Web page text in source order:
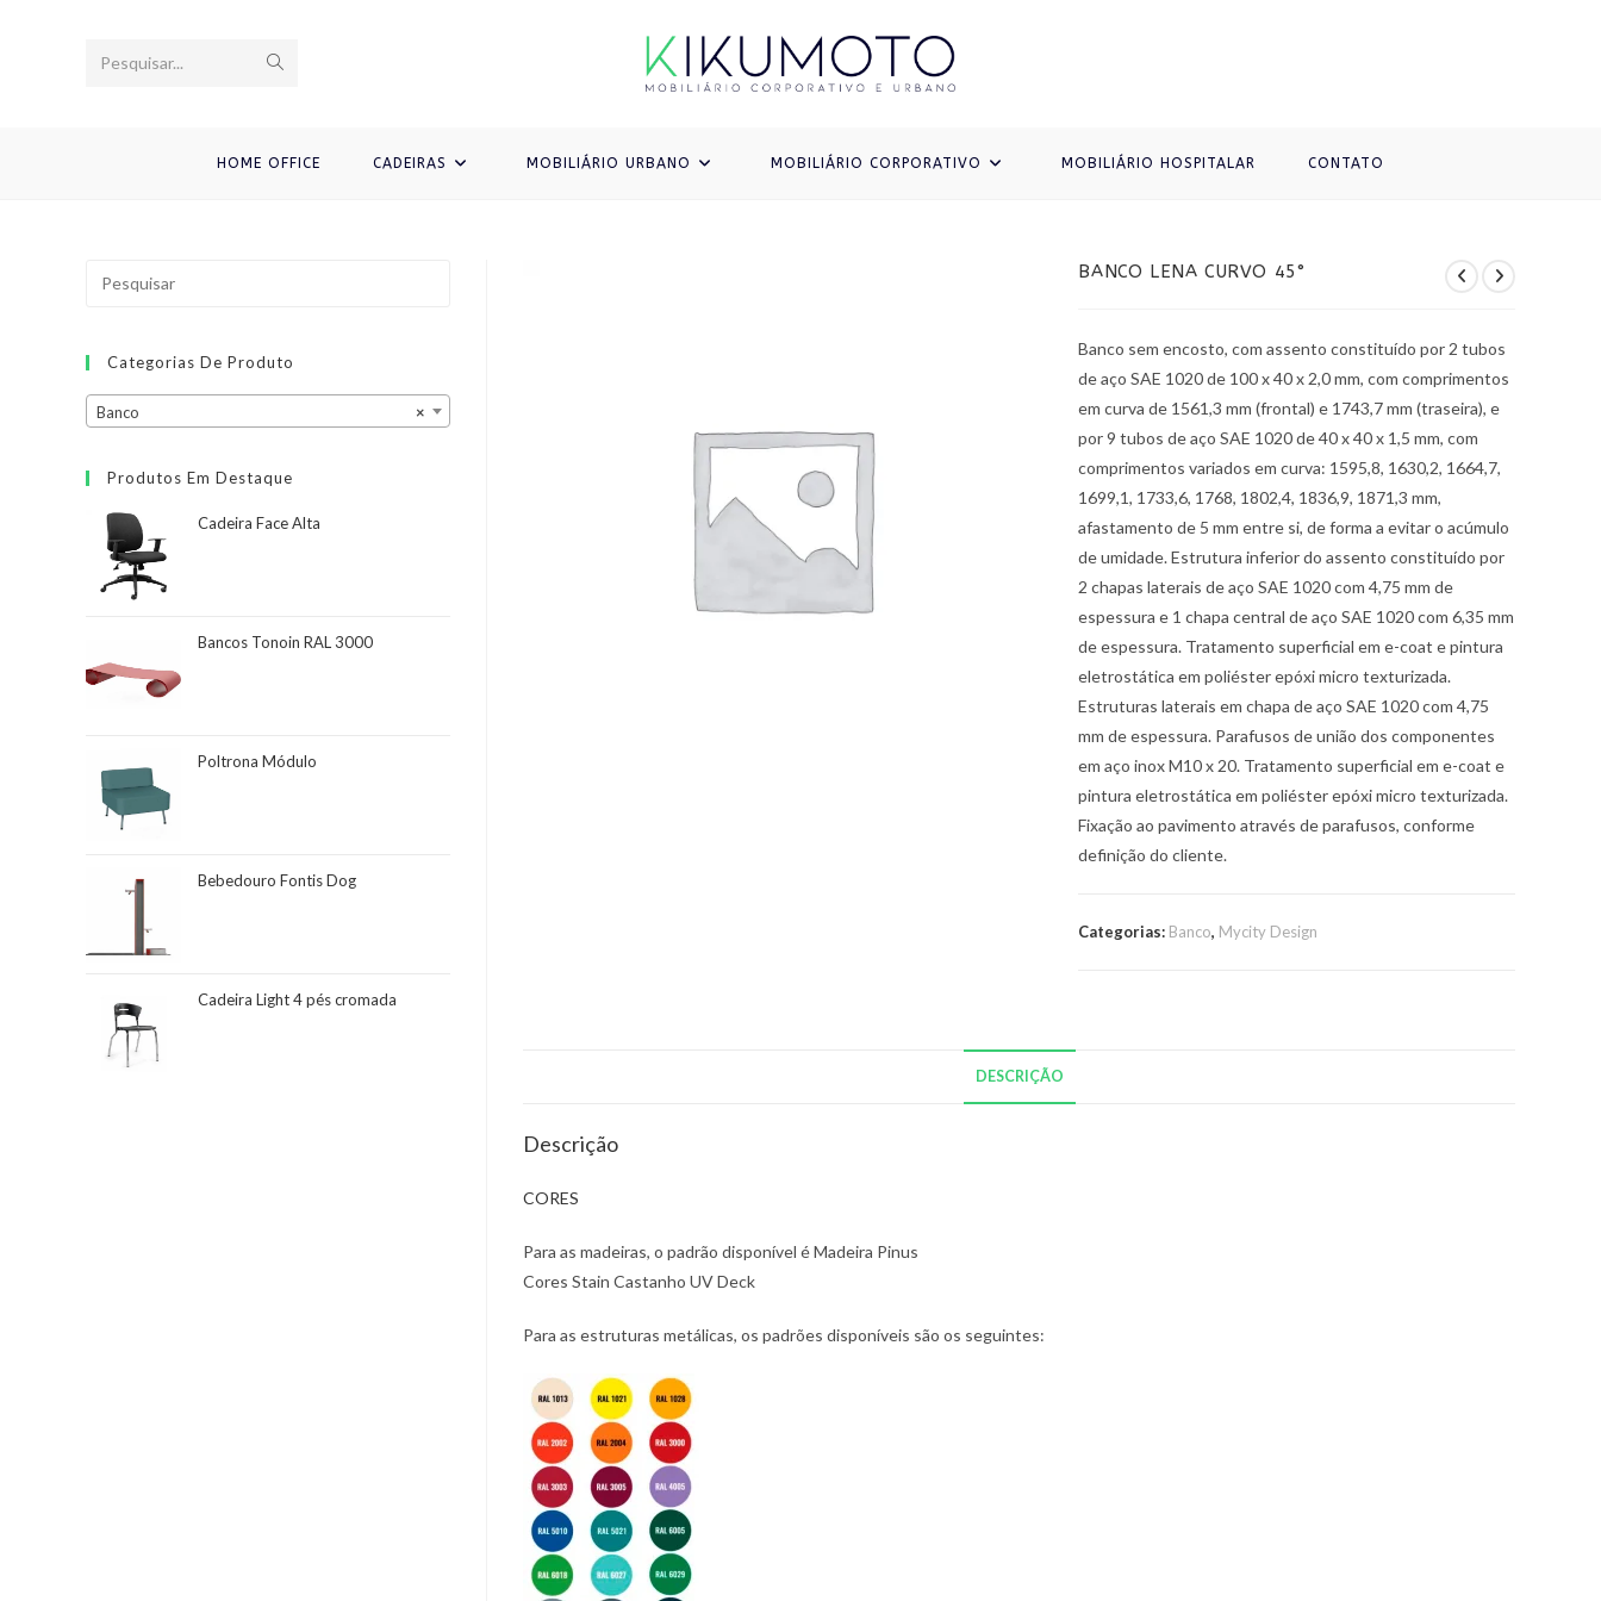
Pesquisar...
HOME OFFICE CADEIRAS MOBILIÁRIO URBANO MOBILIÁRIO CORPORATIVO MOBILIÁRIO HOSPITALAR CONTATO
BANCO LENA CURVO 45°
Banco sem encosto, com assento constituído por 2 tubos
de aço SAE 1020 de 100 x 40 x 2,0 mm, com comprimentos
em curva de 1561,3 mm (frontal) e 1743,7 mm (traseira), e
por 9 tubos de aço SAE 1020 de 40 x 40 x 1,5 mm, com
comprimentos variados em curva: 1595,8, 1630,2, 1664,7,
1699,1, 1733,6, 1768, 1802,4, 1836,9, 1871,3 mm,
afastamento de 5 mm entre si, de forma a evitar o acúmulo
de umidade. Estrutura inferior do assento constituído por
2 chapas laterais de aço SAE 1020 com 4,75 mm de
espessura e 1 chapa central de aço SAE 1020 com 6,35 mm
de espessura. Tratamento superficial em e-coat e pintura
eletrostática em poliéster epóxi micro texturizada.
Estruturas laterais em chapa de aço SAE 1020 com 4,75
mm de espessura. Parafusos de união dos componentes
em aço inox M10 x 20. Tratamento superficial em e-coat e
pintura eletrostática em poliéster epóxi micro texturizada.
Fixação ao pavimento através de parafusos, conforme
definição do cliente.
Categorias: Banco, Mycity Design
DESCRIÇÃO
Descrição
CORES
Para as madeiras, o padrão disponível é Madeira Pinus
Cores Stain Castanho UV Deck
Para as estruturas metálicas, os padrões disponíveis são os seguintes:
Categorias De Produto
×
Banco
Produtos Em Destaque
Cadeira Face Alta
Bancos Tonoin RAL 3000
Poltrona Módulo
Bebedouro Fontis Dog
Cadeira Light 4 pés cromada